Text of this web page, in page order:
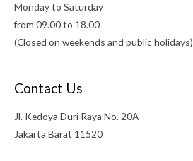
Monday to Saturday
from 09.00 to 18.00
(Closed on weekends and public holidays)
Contact Us
Jl. Kedoya Duri Raya No. 20A
Jakarta Barat 11520